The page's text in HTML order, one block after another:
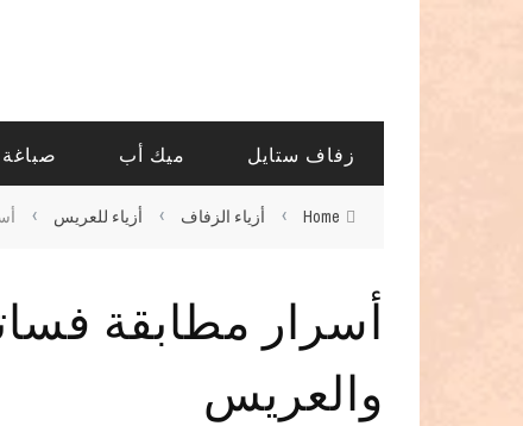
زفاف ستايل ميك أب صباغة
Home
› أزياء الزفاف › أزياء للعريس ›
أسرار مطابقة
والعريس